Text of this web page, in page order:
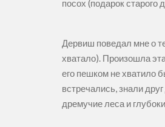
посох (подарок старого
Дервиш поведал мне о
хватало). Произошла
его пешком не хватило
встречались, знали
дремучие леса и